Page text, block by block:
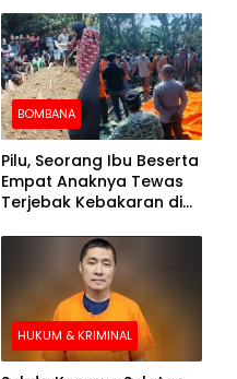
BOMBANA
Pilu, Seorang Ibu Beserta
Empat Anaknya Tewas
Terjebak Kebakaran di
HUKUM & KRIMINAL